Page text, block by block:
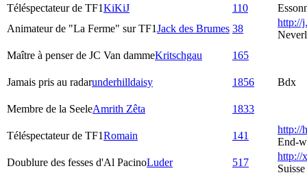
Téléspectateur de TF1KiKiJ 110
Animateur de "La Ferme" sur TF1Jack des Brumes 38
http://
Maître à penser de JC Van dammeKritschgau 165
Jamais pris au radarunderhilldaisy 1856 Bdx
Membre de la SeeleAmrith Zêta 1833
Téléspectateur de TF1Romain 141
http://
End-
Doublure des fesses d'Al PacinoLuder 517
http://
Suisse